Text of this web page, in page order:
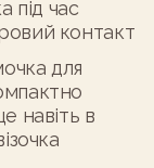
під час
контакт
для
навіть в